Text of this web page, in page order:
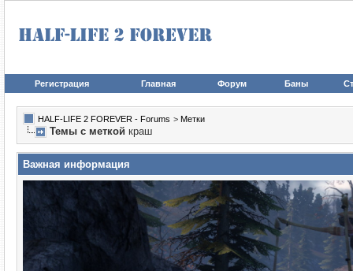
Регистрация Главная Форум Баны
HALF-LIFE 2 FOREVER - Forums > Метки
Темы с меткой краш
Важная информация